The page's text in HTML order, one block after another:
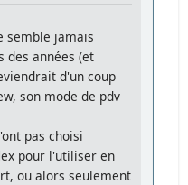
semble jamais
des années (et
d'un coup
son mode de pdv
pas choisi
pour l'utiliser en
ou alors seulement